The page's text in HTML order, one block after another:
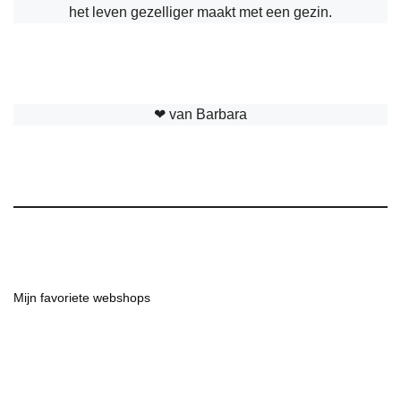
het leven gezelliger maakt met een gezin.
❤︎ van Barbara
Mijn favoriete webshops